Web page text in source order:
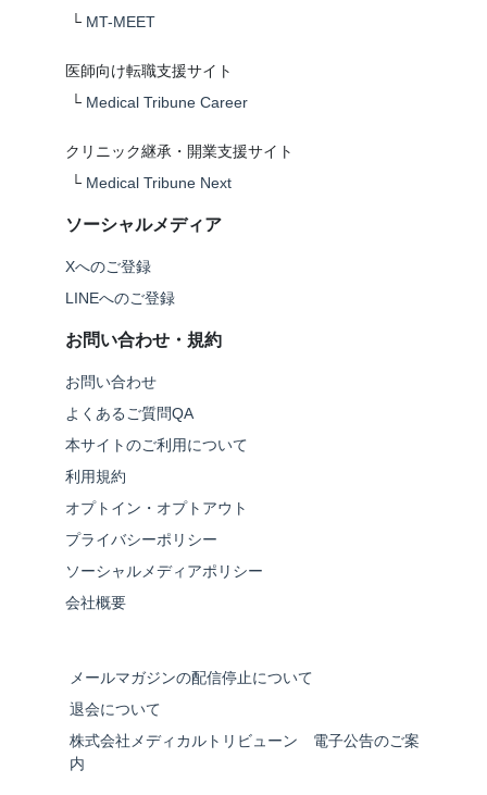
└ MT-MEET
医師向け転職支援サイト
└ Medical Tribune Career
クリニック継承・開業支援サイト
└ Medical Tribune Next
ソーシャルメディア
Xへのご登録
LINEへのご登録
お問い合わせ・規約
お問い合わせ
よくあるご質問QA
本サイトのご利用について
利用規約
オプトイン・オプトアウト
プライバシーポリシー
ソーシャルメディアポリシー
会社概要
メールマガジンの配信停止について
退会について
株式会社メディカルトリビューン 電子公告のご案
内